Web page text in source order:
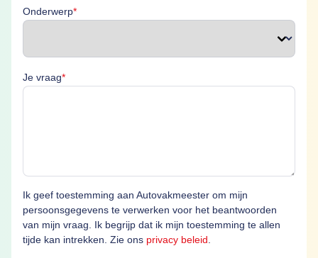
Onderwerp*Onderwerp is verplicht
Je vraag*Je vraag is verplicht
Ik geef toestemming aan Autovakmeester om mijn
persoonsgegevens te verwerken voor het beantwoorden
van mijn vraag. Ik begrijp dat ik mijn toestemming te allen
tijde kan intrekken. Zie ons privacy beleid